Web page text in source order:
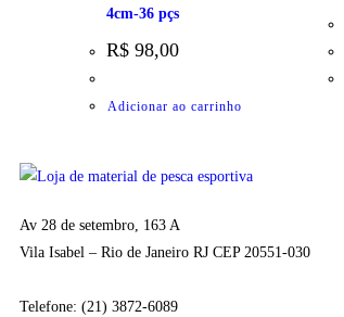
4cm-36 pçs
R$ 98,00
Adicionar ao carrinho
Av 28 de setembro, 163 A
Vila Isabel – Rio de Janeiro RJ CEP 20551-030
Telefone: (21) 3872-6089